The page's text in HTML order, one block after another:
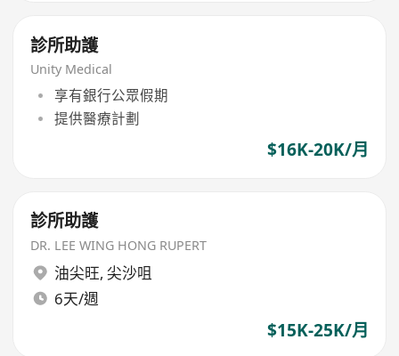
診所助護
Unity Medical
享有銀行公眾假期
提供醫療計劃
$16K-20K/月
診所助護
DR. LEE WING HONG RUPERT
油尖旺, 尖沙咀
6天/週
$15K-25K/月